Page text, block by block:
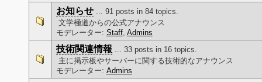
お知らせ ... 91 posts in 84 topics.
文学極道からの公式アナウンス
モデレーター: Staff, Admins
技術関連情報 ... 33 posts in 16 topics.
主に掲示板やサーバーに関する技術的なアナウンス
モデレーター: Admins